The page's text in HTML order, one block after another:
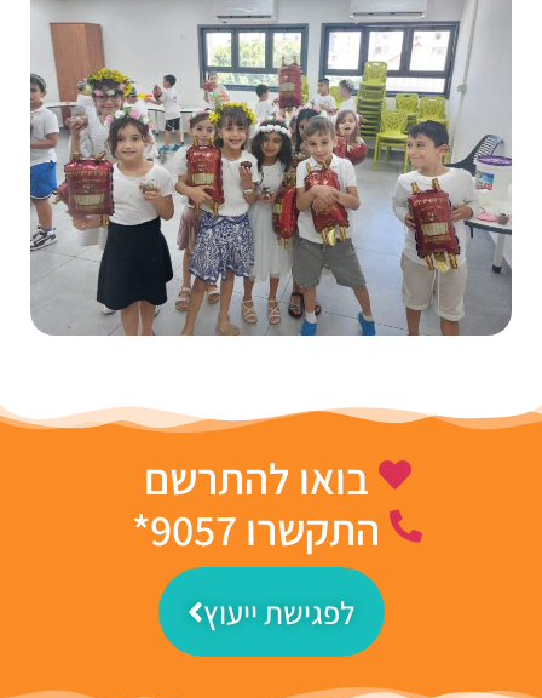
בואו להתרשם
התקשרו 9057*
לפגישת ייעוץ